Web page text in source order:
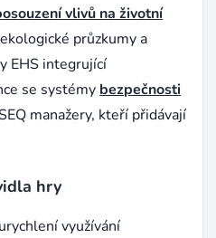
vlivů na životní
průzkumy a
EHS integrující
se systémy bezpečnosti
manažery, kteří přidávají
hry
využívání